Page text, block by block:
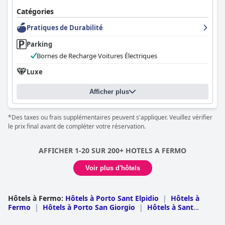
Le personnel de la
éloges pour sa gentillesse, son professionnalisme et son
dévouement à la satisfaction des clients. Les visiteurs
l'équipe, ce qui améliore considérablement l'expérience globale
à l'hôtel.
Enfin, les vastes installations de stationnement gratuites sont
un avantage supplémentaire, avec un grand parking extérieur
et la possibilité d'un parking privé offrant sécurité et tranquillité
d'esprit.
Dans l'ensemble, laVilla Nazareth Fermoest très appréciée pour
sa combinaison de tranquillité, d'excellent service et
Marches.
Catégories
Pratiques de Durabilité
Parking
Bornes de Recharge Voitures Électriques
Luxe
Afficher plus
*Des taxes ou frais supplémentaires peuvent s'appliquer. Veuillez vérifier
le prix final avant de compléter votre réservation.
AFFICHER 1-20 SUR 200+ HOTELS A FERMO
Voir plus d'hôtels
Hôtels à Fermo: Hôtels à Porto Sant Elpidio |
Hôtels à
Fermo
| Hôtels à Porto San Giorgio |
Hôtels à Sant